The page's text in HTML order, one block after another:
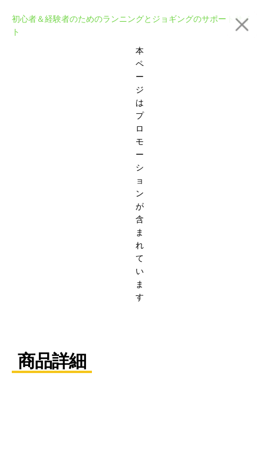
初心者＆経験者のためのランニングとジョギングのサポートサイ
ト
本
ペ
ー
ジ
は
プ
ロ
モ
ー
シ
ョ
ン
が
含
ま
れ
て
い
ま
す
商品詳細